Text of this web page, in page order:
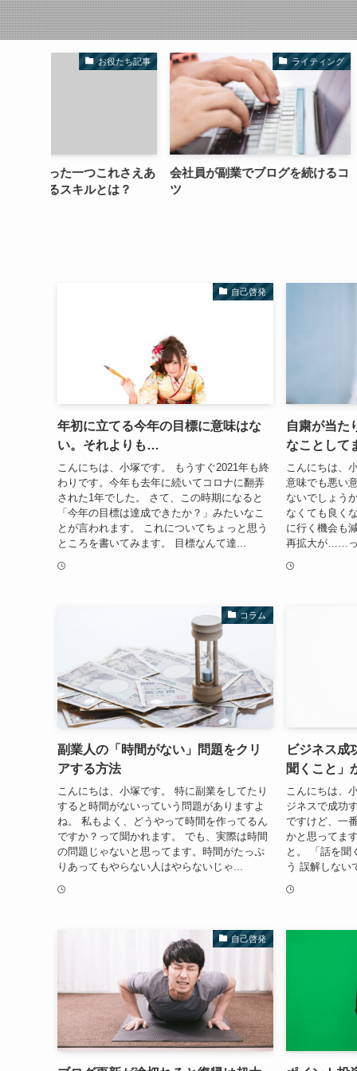
ライティング
会社員が副業でブログを続けるコ
ツ
PPCアフィリが今
自己啓発
年初に立てる今年の目標に意味はな
い。それよりも…
こんにちは、小塚です。 もうすぐ2021年も終
わりです。今年も去年に続いてコロナに翻弄
された1年でした。 さて、この時期になると
「今年の目標は達成できたか？」みたいなこ
とが言われます。 これについてちょっと思う
ところを書いてみます。 目標なんて達...
自粛が当た
なことして
こんにちは、
意味でも悪い
ないでしょう
なくても良く
に行く機会も
再拡大が……っ
コラム
副業人の「時間がない」問題をクリ
アする方法
こんにちは、小塚です。 特に副業をしてたり
すると時間がないっていう問題がありますよ
ね。 私もよく、どうやって時間を作ってるん
ですか？って聞かれます。 でも、実際は時間
の問題じゃないと思ってます。時間がたっぷ
りあってもやらない人はやらないじゃ...
ビジネス成
聞くこと」
こんにちは、
ジネスで成功
ですけど、一
かと思ってま
と。 「話を聞
う 誤解しない
自己啓発